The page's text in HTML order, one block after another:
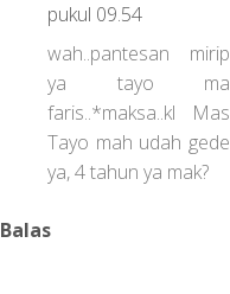
pukul 09.54
wah..pantesan mirip
ya tayo ma
faris..*maksa..kl Mas
Tayo mah udah gede
ya, 4 tahun ya mak?
Balas